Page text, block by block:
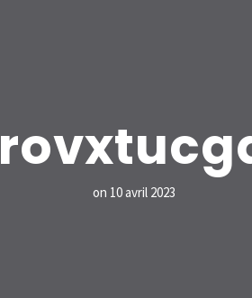
on 10 avril 2023